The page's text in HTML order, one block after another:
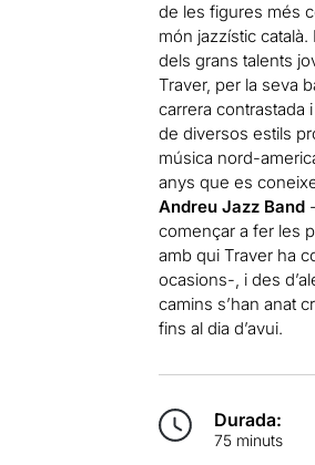
de les figures més
món jazzístic català.
dels grans talents
Traver, per la seva
carrera contrastada
de diversos estils
música nord-
anys que es
Andreu Jazz Band
començar a fer les
amb qui Traver ha
ocasions-, i des
camins s’han anat
fins al dia d’avui.
Durada:
75 minuts